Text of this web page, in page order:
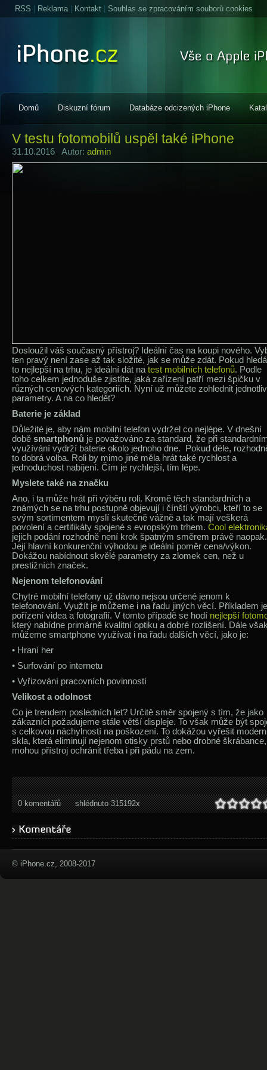
RSS Reklama| Kontakt Souhlas se zpracováním souborů cookies
Domů Diskuzní fórum Databáze odcizených iPhone
V testu fotomobilů uspěl také iPhone
31.10.2016 Autor: admin
Dosloužil váš současný přístroj? Ideální čas na koupi nového.
ten pravý není zase až tak složité, jak se může zdát. Pokud
to nejlepší na trhu, je ideální dát na test mobilních telefonů. Podle
toho celkem jednoduše zjistíte, jaká zařízení patří mezi špičku v
různých cenových kategoriích. Nyní už můžete zohlednit
parametry. A na co hledět?
Baterie je základ
Důležité je, aby nám mobilní telefon vydržel co nejlépe. V dnešní
době smartphonů je považováno za standard, že při
využívání vydrží baterie okolo jednoho dne. Pokud déle,
to dobrá volba. Roli by mimo jiné měla hrát také rychlost a
jednoduchost nabíjení. Čím je rychlejší, tím lépe.
Myslete také na značku
Ano, i ta může hrát při výběru roli. Kromě těch standardních a
známých se na trhu postupně objevují i čínští výrobci, kteří to se
svým sortimentem myslí skutečně vážně a tak mají veškerá
povolení a certifikáty spojené s evropským trhem. Cool
jejich podání rozhodně není krok špatným směrem právě naopak.
Její hlavní konkurenční výhodou je ideální poměr cena/výkon.
Dokážou nabídnout skvělé parametry za zlomek cen, než u
prestižních značek.
Nejenom telefonování
Chytré mobilní telefony už dávno nejsou určené jenom k
telefonování. Využít je můžeme i na řadu jiných věcí. Příkladem je
pořízení videa a fotografií. V tomto případě se hodí nejlepší
který nabídne primárně kvalitní optiku a dobré rozlišení. Dále
můžeme smartphone využívat i na řadu dalších věcí, jako je:
• Hraní her
• Surfování po internetu
• Vyřizování pracovních povinností
Velikost a odolnost
Co je trendem posledních let? Určitě směr spojený s tím, že jako
zákazníci požadujeme stále větší displeje. To však může být
s celkovou náchylností na poškození. To dokážou vyřešit
skla, která eliminují nejenom otisky prstů nebo drobné
mohou přístroj ochránit třeba i při pádu na zem.
0 komentářů shlédnuto 315192x
© iPhone.cz, 2008-2017